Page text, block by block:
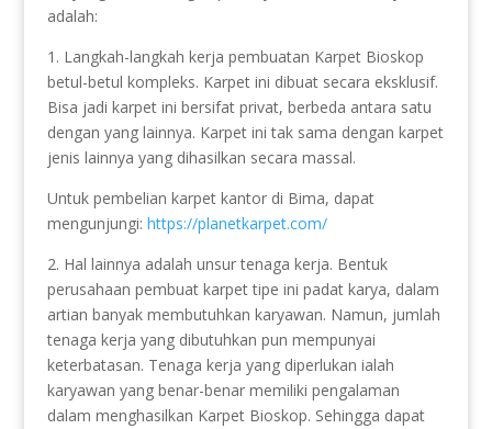
adalah:
1. Langkah-langkah kerja pembuatan Karpet Bioskop
betul-betul kompleks. Karpet ini dibuat secara eksklusif.
Bisa jadi karpet ini bersifat privat, berbeda antara satu
dengan yang lainnya. Karpet ini tak sama dengan karpet
jenis lainnya yang dihasilkan secara massal.
Untuk pembelian karpet kantor di Bima, dapat
mengunjungi: https://planetkarpet.com/
2. Hal lainnya adalah unsur tenaga kerja. Bentuk
perusahaan pembuat karpet tipe ini padat karya, dalam
artian banyak membutuhkan karyawan. Namun, jumlah
tenaga kerja yang dibutuhkan pun mempunyai
keterbatasan. Tenaga kerja yang diperlukan ialah
karyawan yang benar-benar memiliki pengalaman
dalam menghasilkan Karpet Bioskop. Sehingga dapat